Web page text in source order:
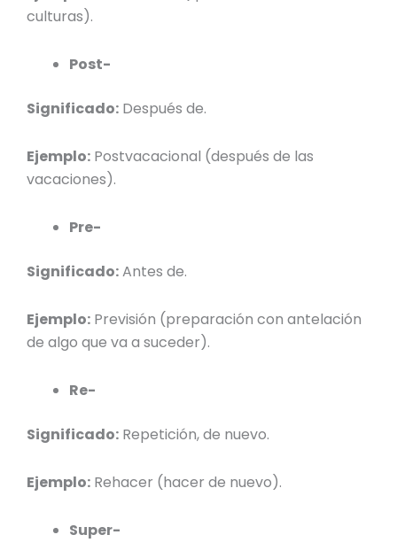
culturas).
Post-
Significado: Después de.
Ejemplo: Postvacacional (después de las
vacaciones).
Pre-
Significado:Antes de.
Ejemplo: Previsión (preparación con antelación
de algo que va a suceder).
Re-
Significado: Repetición, de nuevo.
Ejemplo: Rehacer (hacer de nuevo).
Super-